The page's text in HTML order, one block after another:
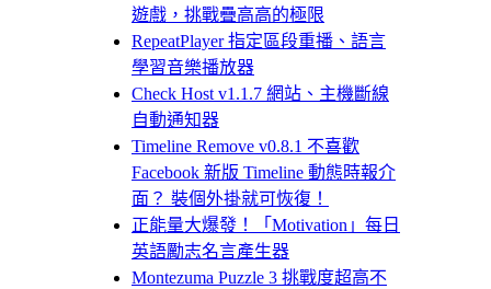
遊戲，挑戰疊高高的極限
RepeatPlayer 指定區段重播、語言
學習音樂播放器
Check Host v1.1.7 網站、主機斷線
自動通知器
Timeline Remove v0.8.1 不喜歡
Facebook 新版 Timeline 動態時報介
面？ 裝個外掛就可恢復！
正能量大爆發！「Motivation」每日
英語勵志名言產生器
Montezuma Puzzle 3 挑戰度超高不